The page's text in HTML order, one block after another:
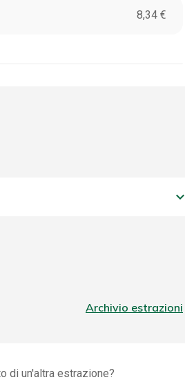
8,34 €
keyboard_arrow_down
Archivio estrazioni
di un'altra estrazione?